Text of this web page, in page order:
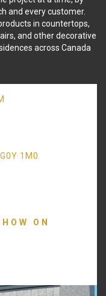
and every customer.
in countertops,
and other decorative
across Canada
1M0.
ON